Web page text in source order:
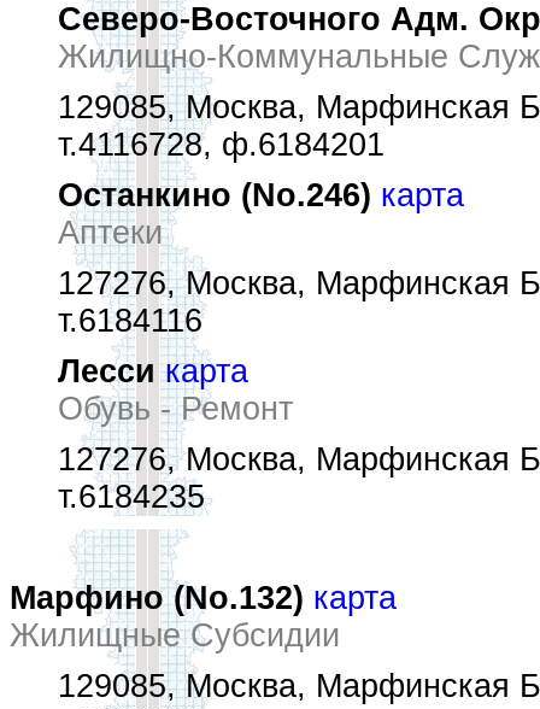
Северо-Восточного Адм.
Жилищно-Коммунальные
129085, Москва, Марфинская
т.4116728, ф.6184201
Останкино (No.246) карта
Аптеки
127276, Москва, Марфинская
т.6184116
Лесси карта
Обувь - Ремонт
127276, Москва, Марфинская
т.6184235
Марфино (No.132) карта
Жилищные Субсидии
129085, Москва, Марфинская